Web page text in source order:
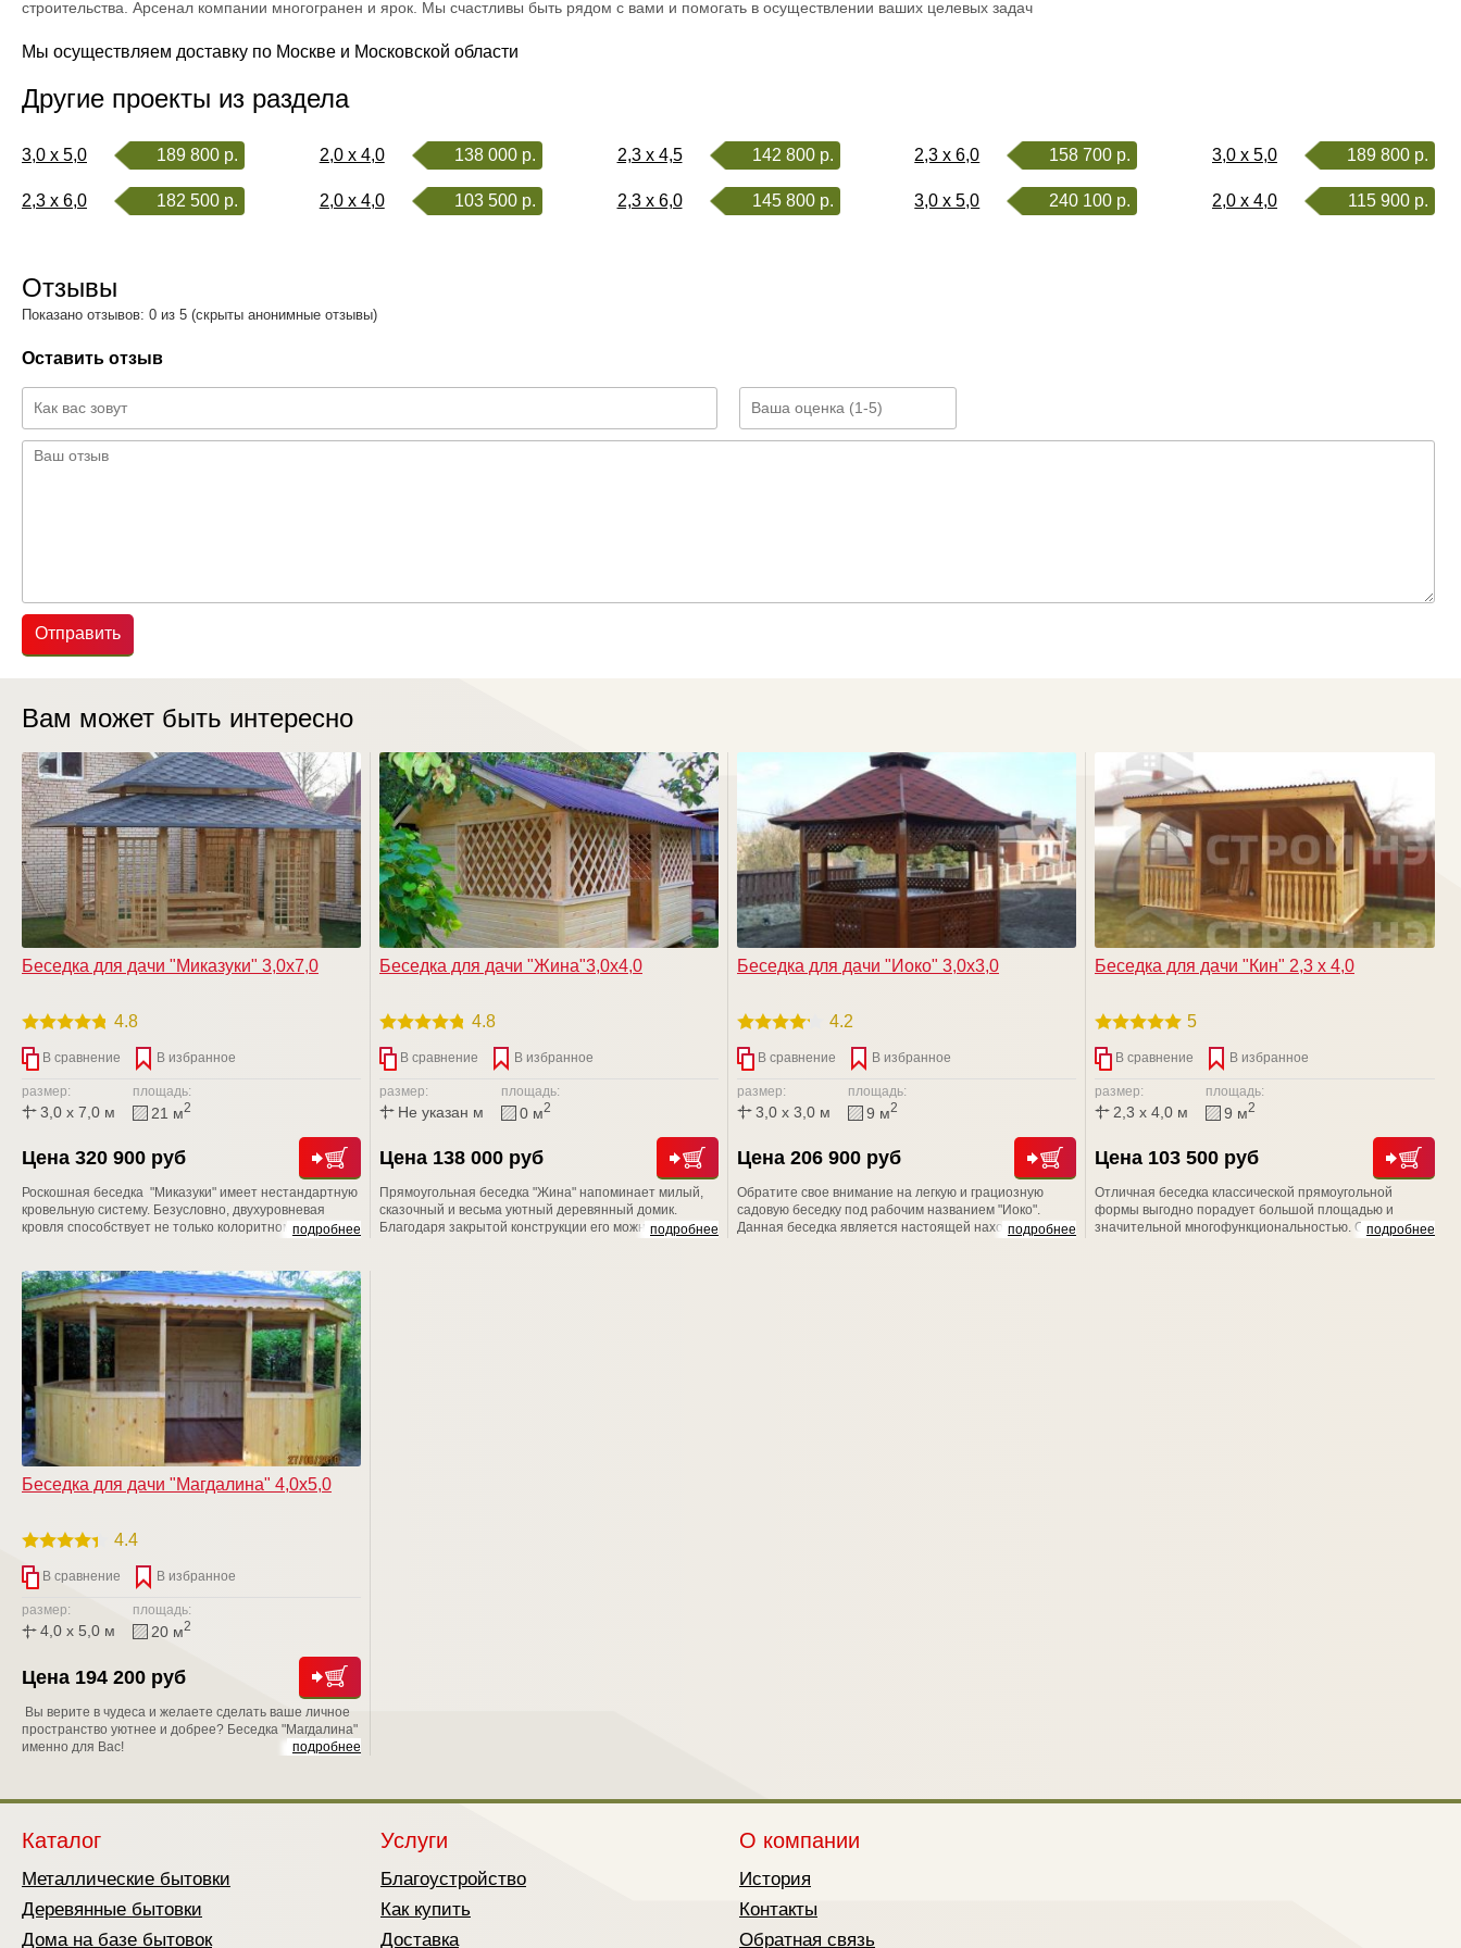
строительства. Арсенал компании многогранен и ярок. Мы счастливы быть рядом с вами и помогать в осуществлении ваших целевых задач
Мы осуществляем доставку по Москве и Московской области
Другие проекты из раздела
3,0 x 5,0 189 800 р. 2,0 x 4,0 138 000 р. 2,3 x 4,5 142 800 р. 2,3 x 6,0 158 700 р. 3,0 x 5,0 189 800 р.
2,3 x 6,0 182 500 р. 2,0 x 4,0 103 500 р. 2,3 x 6,0 145 800 р. 3,0 x 5,0 240 100 р. 2,0 x 4,0 115 900 р.
Отзывы
Показано отзывов: 0 из 5 (скрыты анонимные отзывы)
Оставить отзыв
Отправить
Вам может быть интересно
Беседка для дачи "Mиказуки" 3,0х7,0
4.8
В сравнение В избранное
размер:
3,0 x 7,0 м
площадь:
21 м2
Цена 320 900 руб
подробнее
Роскошная беседка "Mиказуки" имеет нестандартную
кровельную систему. Безусловно, двухуровневая
кровля способствует не только колоритному и
любой размерный ряд!
Беседка для дачи "Жина"3,0х4,0
4.8
В сравнение В избранное
размер:
Не указан м
площадь:
0 м2
Цена 138 000 руб
подробнее
Прямоугольная беседка "Жина" напоминает милый,
сказочный и весьма уютный деревянный домик.
Благодаря закрытой конструкции его можно
Беседка для дачи "Иоко" 3,0х3,0
4.2
В сравнение В избранное
размер:
3,0 x 3,0 м
площадь:
9 м2
Цена 206 900 руб
подробнее
Обратите свое внимание на легкую и грациозную
садовую беседку под рабочим названием "Иоко".
Данная беседка является настоящей находкой для
Беседка для дачи "Кин" 2,3 х 4,0
5
В сравнение В избранное
размер:
2,3 x 4,0 м
площадь:
9 м2
Цена 103 500 руб
подробнее
Отличная беседка классической прямоугольной
формы выгодно порадует большой площадью и
значительной многофункциональностью. Обращаем
Беседка для дачи "Магдалина" 4,0х5,0
4.4
В сравнение В избранное
размер:
4,0 x 5,0 м
площадь:
20 м2
Цена 194 200 руб
подробнее
Вы верите в чудеса и желаете сделать ваше личное
пространство уютнее и добрее? Беседка "Магдалина"
именно для Вас!
Каталог
Металлические бытовки
Деревянные бытовки
Дома на базе бытовок
Услуги
Благоустройство
Как купить
Доставка
О компании
История
Контакты
Обратная связь